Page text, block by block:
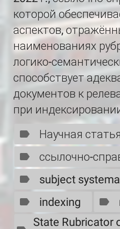
которой
аспектов,
наименованиях
логико-
способствует
документов к
при
Научная статья
ссылочно-
subject
indexing
State Rubricator